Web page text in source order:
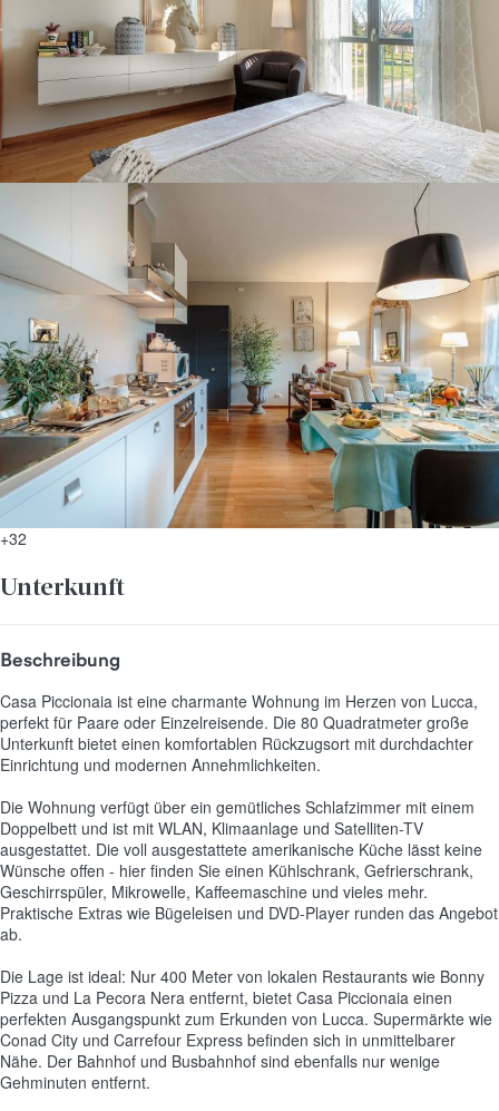
+32
Unterkunft
Beschreibung
Casa Piccionaia ist eine charmante Wohnung im Herzen von Lucca,
perfekt für Paare oder Einzelreisende. Die 80 Quadratmeter große
Unterkunft bietet einen komfortablen Rückzugsort mit durchdachter
Einrichtung und modernen Annehmlichkeiten.
Die Wohnung verfügt über ein gemütliches Schlafzimmer mit einem
Doppelbett und ist mit WLAN, Klimaanlage und Satelliten-TV
ausgestattet. Die voll ausgestattete amerikanische Küche lässt keine
Wünsche offen - hier finden Sie einen Kühlschrank, Gefrierschrank,
Geschirrspüler, Mikrowelle, Kaffeemaschine und vieles mehr.
Praktische Extras wie Bügeleisen und DVD-Player runden das Angebot
ab.
Die Lage ist ideal: Nur 400 Meter von lokalen Restaurants wie Bonny
Pizza und La Pecora Nera entfernt, bietet Casa Piccionaia einen
perfekten Ausgangspunkt zum Erkunden von Lucca. Supermärkte wie
Conad City und Carrefour Express befinden sich in unmittelbarer
Nähe. Der Bahnhof und Busbahnhof sind ebenfalls nur wenige
Gehminuten entfernt.